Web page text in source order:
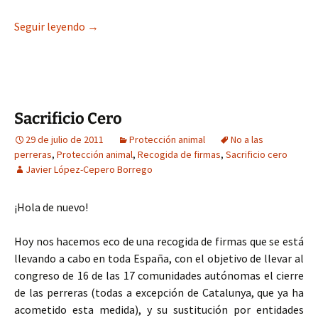
Seguir leyendo Cursos para adoptar mascotas en Nueva Taipei
→
Sacrificio Cero
29 de julio de 2011 Protección animal
No a las
perreras, Protección animal, Recogida de firmas, Sacrificio cero
Javier López-Cepero Borrego
¡Hola de nuevo!
Hoy nos hacemos eco de una recogida de firmas que se está
llevando a cabo en toda España, con el objetivo de llevar al
congreso de 16 de las 17 comunidades autónomas el cierre
de las perreras (todas a excepción de Catalunya, que ya ha
acometido esta medida), y su sustitución por entidades